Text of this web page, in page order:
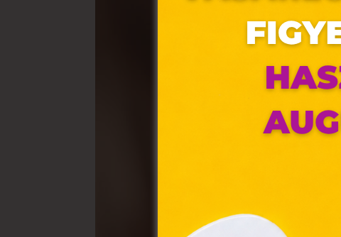
Ez
fájlok,